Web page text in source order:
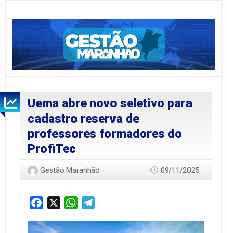
Uema abre novo seletivo para
cadastro reserva de
professores formadores do
ProfiTec
Gestão Maranhão 09/11/2025
Facebook WhatsApp